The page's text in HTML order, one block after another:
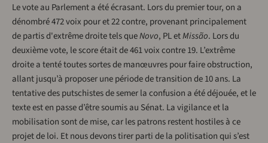
Le vote au Parlement a été écrasant. Lors du premier tour, on a
dénombré 472 voix pour et 22 contre, provenant principalement
de partis d'extrême droite tels queNovo, PL etMissão. Lors du
deuxième vote, le score était de 461 voix contre 19. L’extrême
droite a tenté toutes sortes de manœuvres pour faire obstruction,
allant jusqu’à proposer une période de transition de 10 ans. La
tentative des putschistes de semer la confusion a été déjouée, et le
texte est en passe d’être soumis au Sénat. La vigilance et la
mobilisation sont de mise, car les patrons restent hostiles à ce
projet de loi. Et nous devons tirer parti de la politisation qui s’est